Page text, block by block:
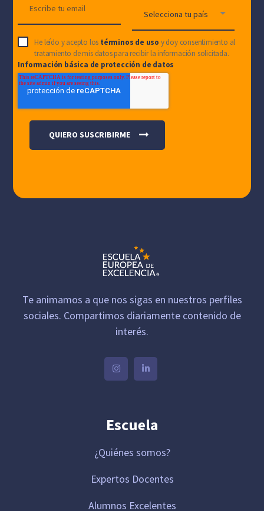
He leído y acepto los términos de uso y doy consentimiento al
tratamiento de mis datos para recibir la información solicitada.
Información básica de protección de datos
Te animamos a que nos sigas en nuestros perfiles
sociales. Compartimos diariamente contenido de
interés.
Escuela
¿Quiénes somos?
Expertos Docentes
Alumnos Excelentes